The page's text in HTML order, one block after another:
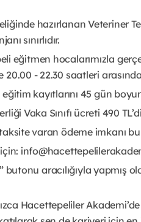
hazırlanan Veteriner
sınırlıdır.
eğitmen hocalarımızla
20.00 - 22.30 saatleri
eğitim kayıtlarını 45 gün
Vaka Sınıfı ücreti 490
varan ödeme imkanı
butonu aracılığıyla yapmış
Hacettepeliler